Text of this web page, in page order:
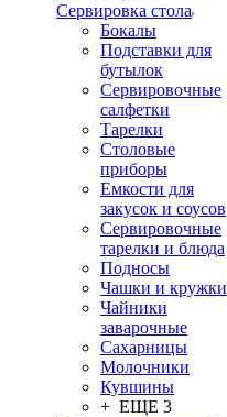
Сервировка стола
Бокалы
Подставки для
бутылок
Сервировочные
салфетки
Тарелки
Столовые
приборы
Емкости для
закусок и соусов
Сервировочные
тарелки и блюда
Подносы
Чашки и кружки
Чайники
заварочные
Сахарницы
Молочники
Кувшины
+ ЕЩЕ 3